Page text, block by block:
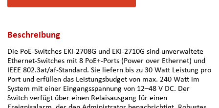
Beschreibung
Die PoE-Switches EKI-2708G und EKI-2710G sind unverwaltete
Ethernet-Switches mit 8 PoE+-Ports (Power over Ethernet) und
IEEE 802.3at/af-Standard. Sie liefern bis zu 30 Watt Leistung pro
Port und erfüllen das Leistungsbudget von max. 240 Watt im
System mit einer Eingangsspannung von 12–48 V DC. Der
Switch verfügt über einen Relaisausgang für einen